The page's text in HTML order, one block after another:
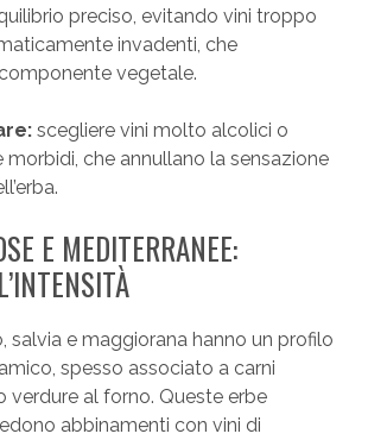
preciso, evitando vini troppo
invadenti, che
vegetale.
scegliere vini molto alcolici o
che annullano la sensazione
E MEDITERRANEE:
salvia e maggiorana hanno un profilo
spesso associato a carni
verdure al forno. Queste erbe
abbinamenti con vini di